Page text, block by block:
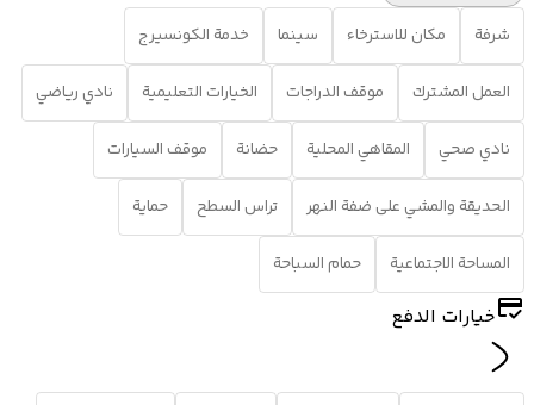
شرفة مكان للاسترخاء سينما خدمة الكونسيرج
العمل المشترك موقف الدراجات الخيارات التعليمية نادي رياضي
نادي صحي المقاهي المحلية حضانة موقف السيارات
الحديقة والمشي على ضفة النهر تراس السطح حماية
المساحة الاجتماعية حمام السباحة
خيارات الدفع